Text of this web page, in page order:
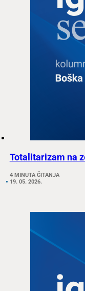
Totalitarizam na
4 MINUTA ČITANJA
19. 05. 2026.